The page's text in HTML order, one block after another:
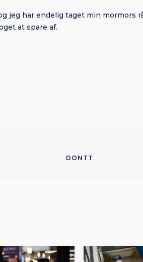
jeg har endelig taget min mormors
at spare af.
DONTT